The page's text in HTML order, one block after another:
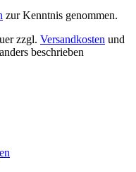
zur Kenntnis genommen.
zzgl. Versandkosten und
beschrieben